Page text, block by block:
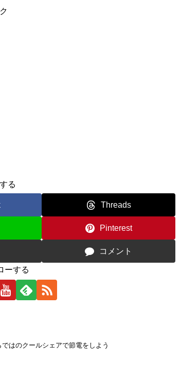
る
Threads
Pinterest
コメント
ーする
はのクールシェアで節電をしよう